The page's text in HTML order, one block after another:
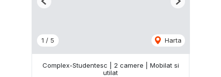
1 / 5 Harta
Previous Next
Complex-Studentesc | 2 camere | Mobilat si
utilat